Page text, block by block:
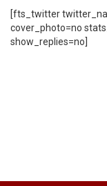
[fts_twitter
cover_photo=no
show_replies=no]